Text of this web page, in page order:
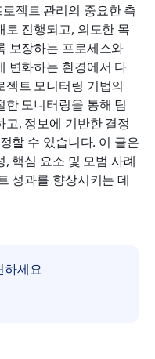
젝트 관리의 중요한 측
로 진행되고, 의도한 목
보장하는 프로세스와
변화하는 환경에서 다
트 모니터링 기법의
모니터링을 통해 팀
, 정보에 기반한 결정
할 수 있습니다. 이 글은
핵심 요소 및 모범 사례
성과를 향상시키는 데
하세요
핵심 요소
플릿
체계적으로 전환하기
사례